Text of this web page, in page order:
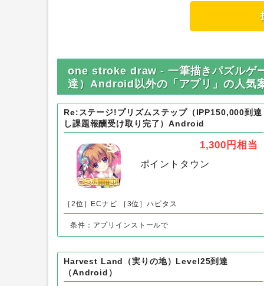
one stroke draw - 一筆描きパズルゲ
達）Android以外の「アプリ」の人気
Re:ステージ!プリズムステップ（IPP150,000到達
し課題報酬受け取り完了）Android
ポイントタウン
［2位］ECナビ ［3位］ハピタス
条件：アプリインストールで